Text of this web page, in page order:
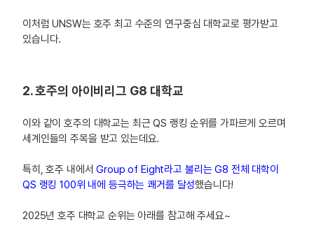
이처럼 UNSW는 호주 최고 수준의 연구중심 대학교로 평가받고
있습니다.
2. 호주의 아이비리그 G8 대학교
이와 같이 호주의 대학교는 최근 QS 랭킹 순위를 가파르게 오르며
세계인들의 주목을 받고 있는데요.
특히, 호주 내에서Group of Eight라고 불리는 G8 전체 대학이
QS 랭킹 100위 내에 등극하는 쾌거를 달성했습니다!
2025년 호주 대학교 순위는 아래를 참고해 주세요~